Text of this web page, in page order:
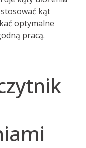
kąt
optymalne
pracą.